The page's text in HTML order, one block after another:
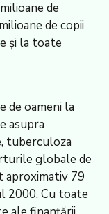
de
de copii
și la toate
de oameni la
asupra
tuberculoza
globale de
aproximativ 79
2000. Cu toate